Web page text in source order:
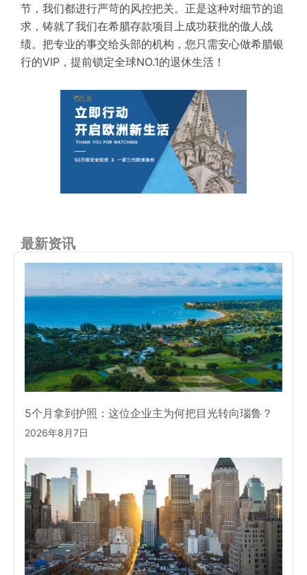
节，我们都进行严苛的风控把关。正是这种对细节的追
求，铸就了我们在希腊存款项目上成功获批的傲人战
绩。把专业的事交给头部的机构，您只需安心做希腊银
行的VIP，提前锁定全球NO.1的退休生活！
最新资讯
5个月拿到护照：这位企业主为何把目光转向瑙鲁？
2026年8月7日